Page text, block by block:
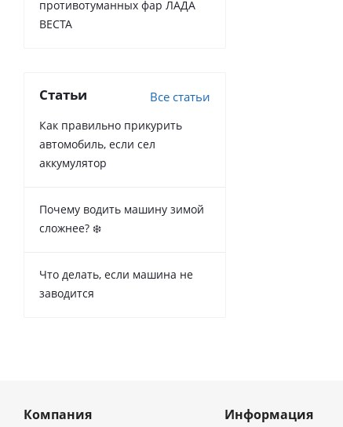
противотуманных фар ЛАДА
ВЕСТА
Статьи Все статьи
Как правильно прикурить
автомобиль, если сел
аккумулятор
Почему водить машину зимой
сложнее? ❄️
Что делать, если машина не
заводится
Компания Информация